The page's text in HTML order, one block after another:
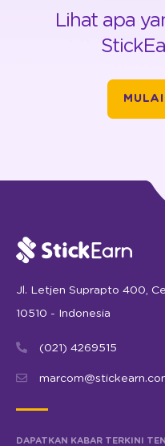
Lihat apa
Jl. Letjen Suprapto 400,
10510 - Indonesia
(021) 4269515
DAPATKAN KABAR TERKINI